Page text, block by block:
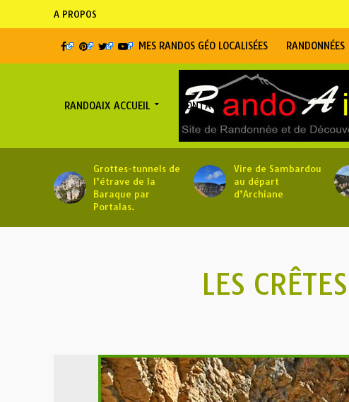
A PROPOS
MES RANDOS GÉO LOCALISÉES RANDONNÉES
RANDOAIX ACCUEIL CONTACT
Grottes-tunnels de
l’étrave de la
Baraque par
Portalas.
Vire de Sambardou
au départ
d’Archiane
LES